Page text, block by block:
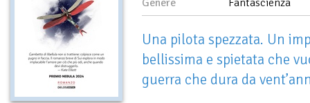
Una pilota spezzata. Un
bellissima e spietata che
guerra che dura da